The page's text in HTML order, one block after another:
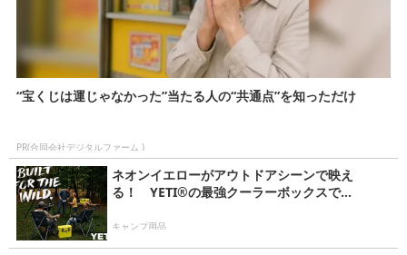
“宝くじは運じゃなかった”当たる人の“共通点”を知っただけ
PR(合同会社デジタルファーム )
ネオンイエローがアウトドアシーンで映え
る！ YETI®️の最強クーラーボックスで...
キャンプ用品